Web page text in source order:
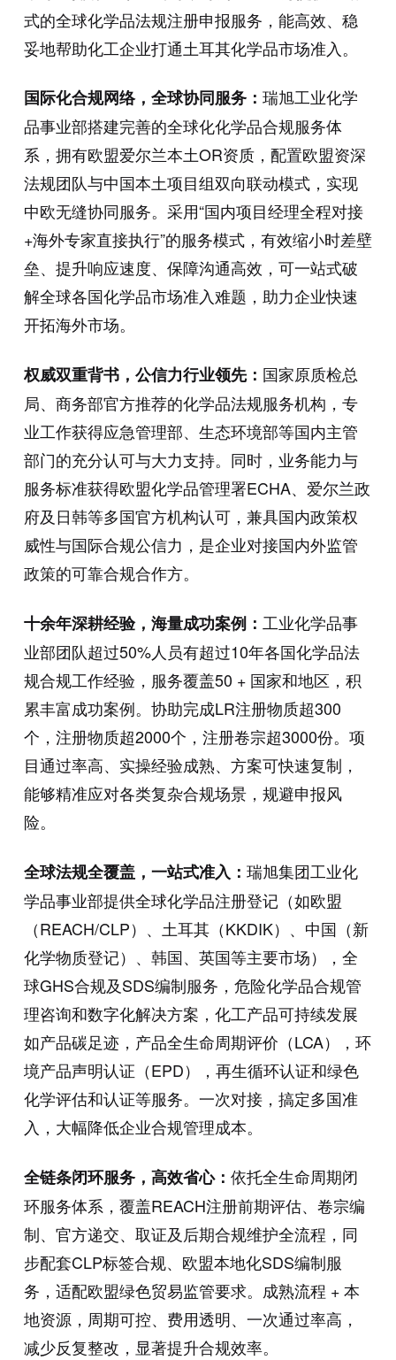
式的全球化学品法规注册申报服务，能高效、稳
妥地帮助化工企业打通土耳其化学品市场准入。
国际化合规网络，全球协同服务： 瑞旭工业化学
品事业部搭建完善的全球化化学品合规服务体
系，拥有欧盟爱尔兰本土OR资质，配置欧盟资深
法规团队与中国本土项目组双向联动模式，实现
中欧无缝协同服务。采用“国内项目经理全程对接
+海外专家直接执行”的服务模式，有效缩小时差壁
垒、提升响应速度、保障沟通高效，可一站式破
解全球各国化学品市场准入难题，助力企业快速
开拓海外市场。
权威双重背书，公信力行业领先： 国家原质检总
局、商务部官方推荐的化学品法规服务机构，专
业工作获得应急管理部、生态环境部等国内主管
部门的充分认可与大力支持。同时，业务能力与
服务标准获得欧盟化学品管理署ECHA、爱尔兰政
府及日韩等多国官方机构认可，兼具国内政策权
威性与国际合规公信力，是企业对接国内外监管
政策的可靠合规合作方。
十余年深耕经验，海量成功案例： 工业化学品事
业部团队超过50%人员有超过10年各国化学品法
规合规工作经验，服务覆盖50 + 国家和地区，积
累丰富成功案例。协助完成LR注册物质超300
个，注册物质超2000个，注册卷宗超3000份。项
目通过率高、实操经验成熟、方案可快速复制，
能够精准应对各类复杂合规场景，规避申报风
险。
全球法规全覆盖，一站式准入： 瑞旭集团工业化
学品事业部提供全球化学品注册登记（如欧盟
（REACH/CLP）、土耳其（KKDIK）、中国（新
化学物质登记）、韩国、英国等主要市场），全
球GHS合规及SDS编制服务，危险化学品合规管
理咨询和数字化解决方案，化工产品可持续发展
如产品碳足迹，产品全生命周期评价（LCA），环
境产品声明认证（EPD），再生循环认证和绿色
化学评估和认证等服务。一次对接，搞定多国准
入，大幅降低企业合规管理成本。
全链条闭环服务，高效省心： 依托全生命周期闭
环服务体系，覆盖REACH注册前期评估、卷宗编
制、官方递交、取证及后期合规维护全流程，同
步配套CLP标签合规、欧盟本地化SDS编制服
务，适配欧盟绿色贸易监管要求。成熟流程 + 本
地资源，周期可控、费用透明、一次通过率高，
减少反复整改，显著提升合规效率。